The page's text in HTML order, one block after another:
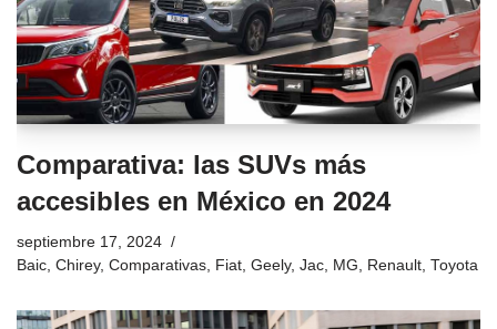
Comparativa: las SUVs más
accesibles en México en 2024
septiembre 17, 2024
Baic, Chirey, Comparativas, Fiat, Geely, Jac, MG, Renault, Toyota